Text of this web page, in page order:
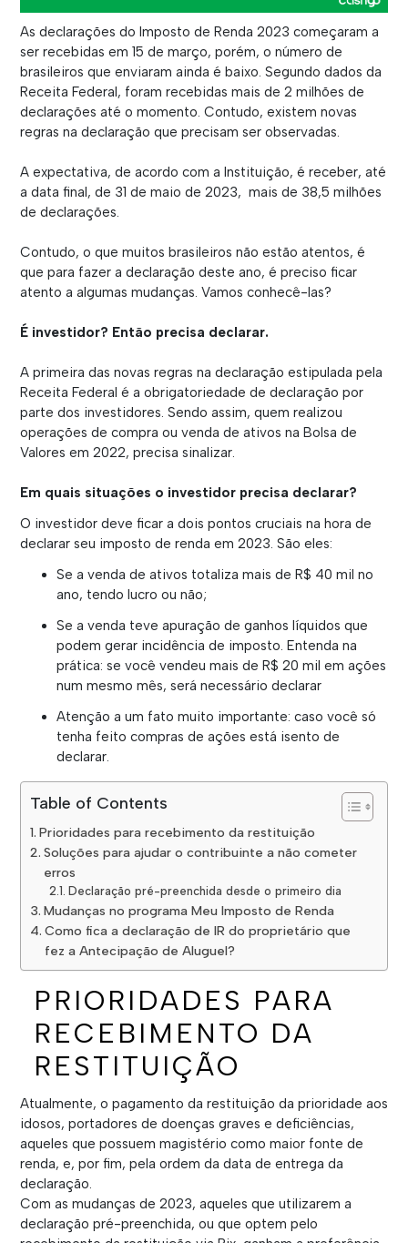
As declarações do Imposto de Renda 2023 começaram a
ser recebidas em 15 de março, porém, o número de
brasileiros que enviaram ainda é baixo. Segundo dados da
Receita Federal, foram recebidas mais de 2 milhões de
declarações até o momento. Contudo, existem novas
regras na declaração que precisam ser observadas.
A expectativa, de acordo com a Instituição, é receber, até
a data final, de 31 de maio de 2023, mais de 38,5 milhões
de declarações.
Contudo, o que muitos brasileiros não estão atentos, é
que para fazer a declaração deste ano, é preciso ficar
atento a algumas mudanças. Vamos conhecê-las?
É investidor? Então precisa declarar.
A primeira das novas regras na declaração estipulada pela
Receita Federal é a obrigatoriedade de declaração por
parte dos investidores. Sendo assim, quem realizou
operações de compra ou venda de ativos na Bolsa de
Valores em 2022, precisa sinalizar.
Em quais situações o investidor precisa declarar?
O investidor deve ficar a dois pontos cruciais na hora de
declarar seu imposto de renda em 2023. São eles:
Se a venda de ativos totaliza mais de R$ 40 mil no
ano, tendo lucro ou não;
Se a venda teve apuração de ganhos líquidos que
podem gerar incidência de imposto. Entenda na
prática: se você vendeu mais de R$ 20 mil em ações
num mesmo mês, será necessário declarar
Atenção a um fato muito importante: caso você só
tenha feito compras de ações está isento de
declarar.
Table of Contents
Prioridades para recebimento da restituição
Soluções para ajudar o contribuinte a não cometer
erros
Declaração pré-preenchida desde o primeiro dia
Mudanças no programa Meu Imposto de Renda
Como fica a declaração de IR do proprietário que
fez a Antecipação de Aluguel?
PRIORIDADES PARA
RECEBIMENTO DA
RESTITUIÇÃO
Atualmente, o pagamento da restituição da prioridade aos
idosos, portadores de doenças graves e deficiências,
aqueles que possuem magistério como maior fonte de
renda, e, por fim, pela ordem da data de entrega da
declaração.
Com as mudanças de 2023, aqueles que utilizarem a
declaração pré-preenchida, ou que optem pelo